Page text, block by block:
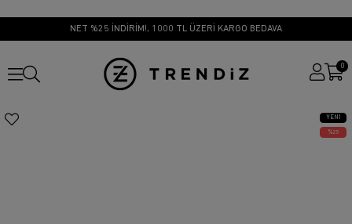
NET %25 İNDİRİM!, 1000 TL ÜZERİ KARGO BEDAVA
0
YENI
ÜRÜN
25